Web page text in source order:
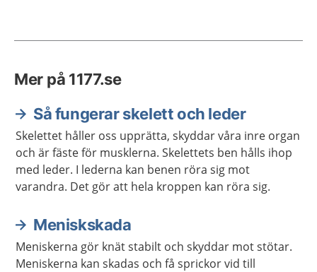
Mer på 1177.se
Så fungerar skelett och leder
Skelettet håller oss upprätta, skyddar våra inre organ
och är fäste för musklerna. Skelettets ben hålls ihop
med leder. I lederna kan benen röra sig mot
varandra. Det gör att hela kroppen kan röra sig.
Meniskskada
Meniskerna gör knät stabilt och skyddar mot stötar.
Meniskerna kan skadas och få sprickor vid till